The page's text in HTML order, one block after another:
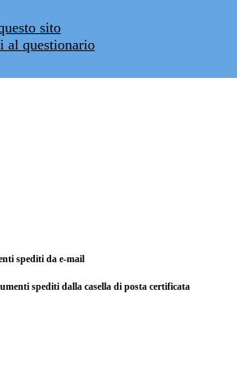
sito
al questionario
spediti da e-mail
spediti dalla casella di posta certificata